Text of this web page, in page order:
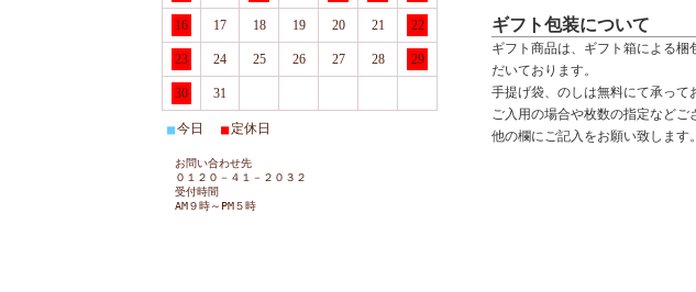
ギフト包装について
ギフト商品は、ギフト箱による梱
だいております。
手提げ袋、のしは無料にて承って
ご入用の場合や枚数の指定などご
他の欄にご記入をお願い致します。
16 17 18 19 20 21 22
23 24 25 26 27 28 29
30 31
■今日 ■ 定休日
お問い合わせ先
０１２０－４１－２０３２
受付時間
AM９時～PM５時